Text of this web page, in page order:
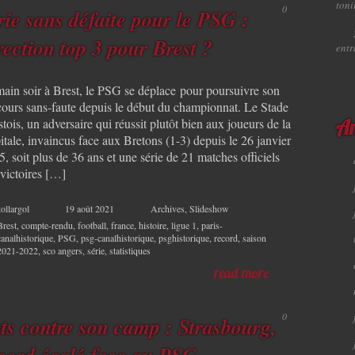
0
sans défaite pour le PSG :
top 3 pour Brest ?
soir à Brest, le PSG se déplace pour poursuivre son
sans-faute depuis le début du championnat. Le Stade
un adversaire qui réussit plutôt bien aux joueurs de la
invaincus face aux Bretons (1-3) depuis le 26 janvier
soit plus de 36 ans et une série de 21 matches officiels
[…]
19 août 2021 Archives Slideshow
compte-rendu football france histoire ligue 1 paris-
PSG psg-canalhistorique psghistorique record saison
2022 sco angers série statistiques
read more
0
contre son camp : Strasbourg,